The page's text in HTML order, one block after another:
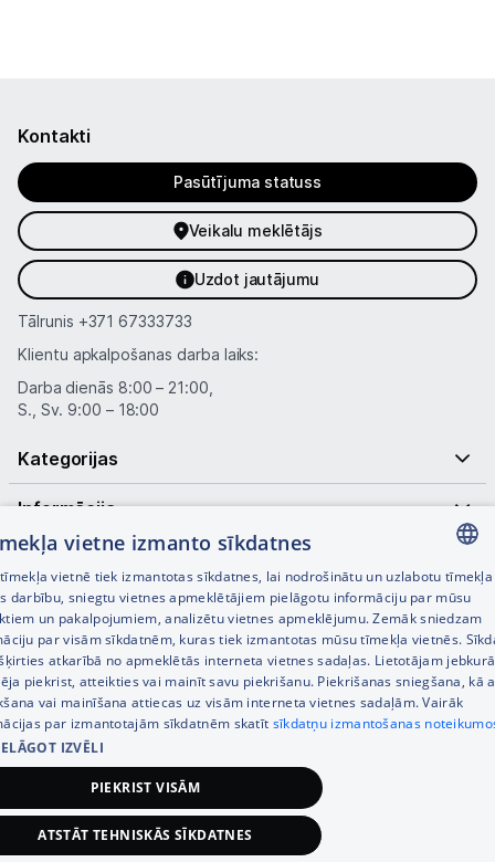
Kontakti
Pasūtījuma statuss
Veikalu meklētājs
Uzdot jautājumu
Tālrunis +371 67333733
Klientu apkalpošanas darba laiks:
Darba dienās 8:00 – 21:00,
S., Sv. 9:00 – 18:00
Kategorijas
Informācija
Noderīgas saites
© SIA Tet 2026 -
LATVIAN
RUSSIAN
ENGLISH
vietne izmanto sīkdatnes
vietnē tiek izmantotas sīkdatnes, lai nodrošinātu un uzlabotu tīmekļa
darbību, sniegtu vietnes apmeklētājiem pielāgotu informāciju par mūsu
un pakalpojumiem, analizētu vietnes apmeklējumu. Zemāk sniedzam
par visām sīkdatnēm, kuras tiek izmantotas mūsu tīmekļa vietnēs.
atkarībā no apmeklētās interneta vietnes sadaļas. Lietotājam
piekrist, atteikties vai mainīt savu piekrišanu. Piekrišanas sniegšana, kā
vai mainīšana attiecas uz visām interneta vietnes sadaļām. Vairāk
par izmantotajām sīkdatnēm skatīt sīkdatņu izmantošanas
IZVĒLI
PIEKRIST VISĀM
ATSTĀT TEHNISKĀS SĪKDATNES